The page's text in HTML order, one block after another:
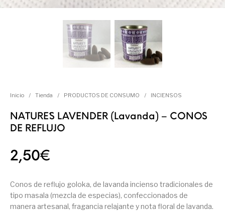
Inicio / Tienda / PRODUCTOS DE CONSUMO / INCIENSOS
NATURE´S LAVENDER (Lavanda) – CONOS
DE REFLUJO
2,50€
Conos de reflujo goloka, de lavanda incienso tradicionales de
tipo masala (mezcla de especias), confeccionados de
manera artesanal, fragancia relajante y nota floral de lavanda.